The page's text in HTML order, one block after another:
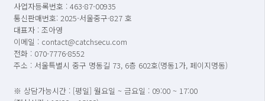
사업자등록번호 : 463-87-00935
통신판매번호: 2025-서울중구-827 호
대표자 : 조아영
이메일 : contact@catchsecu.com
전화 : 070-7776-8552
주소 : 서울특별시 중구 명동길 73, 6층 602호(명동1가, 페이지명동)
※ 상담가능시간 : [평일] 월요일 ~ 금요일 : 09:00 ~ 17:00